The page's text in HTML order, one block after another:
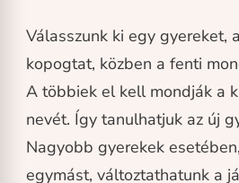
Válasszunk ki egy gyereket,
kopogtat, közben a fenti
A többiek el kell mondják a
nevét. Így tanulhatjuk az új
Nagyobb gyerekek
egymást, változtathatunk a